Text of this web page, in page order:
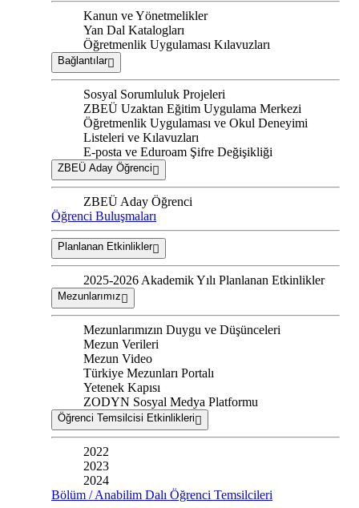
Kanun ve Yönetmelikler
Yan Dal Katalogları
Öğretmenlik Uygulaması Kılavuzları
Bağlantılar
Sosyal Sorumluluk Projeleri
ZBEÜ Uzaktan Eğitim Uygulama Merkezi
Öğretmenlik Uygulaması ve Okul Deneyimi
Listeleri ve Kılavuzları
E-posta ve Eduroam Şifre Değişikliği
ZBEÜ Aday Öğrenci
ZBEÜ Aday Öğrenci
Öğrenci Buluşmaları
Planlanan Etkinlikler
2025-2026 Akademik Yılı Planlanan Etkinlikler
Mezunlarımız
Mezunlarımızın Duygu ve Düşünceleri
Mezun Verileri
Mezun Video
Türkiye Mezunları Portalı
Yetenek Kapısı
ZODYN Sosyal Medya Platformu
Öğrenci Temsilcisi Etkinlikleri
2022
2023
2024
Bölüm / Anabilim Dalı Öğrenci Temsilcileri